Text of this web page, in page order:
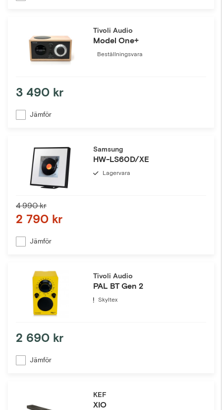
Tivoli Audio
Model One+
Beställningsvara
3 490 kr
Jämför
Samsung
HW-LS60D/XE
Lagervara
4 990 kr
2 790 kr
Jämför
Tivoli Audio
PAL BT Gen 2
Skyltex
2 690 kr
Jämför
KEF
XIO